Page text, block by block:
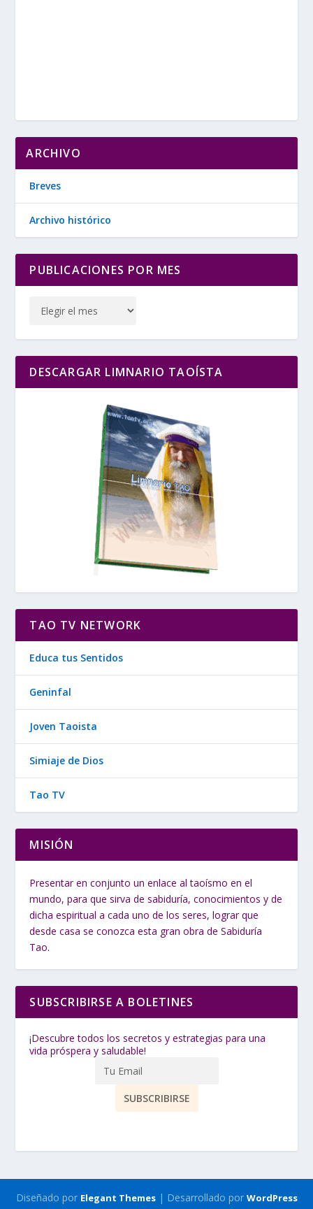
ARCHIVO
Breves
Archivo histórico
PUBLICACIONES POR MES
DESCARGAR LIMNARIO TAOÍSTA
TAO TV NETWORK
Educa tus Sentidos
Geninfal
Joven Taoista
Simiaje de Dios
Tao TV
MISIÓN
Presentar en conjunto un enlace al taoísmo en el
mundo, para que sirva de sabiduría, conocimientos y de
dicha espiritual a cada uno de los seres, lograr que
desde casa se conozca esta gran obra de Sabiduría
Tao.
SUBSCRIBIRSE A BOLETINES
¡Descubre todos los secretos y estrategias para una
vida próspera y saludable!
Diseñado por Elegant Themes| Desarrollado por WordPress